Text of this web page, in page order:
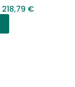
218,79 €